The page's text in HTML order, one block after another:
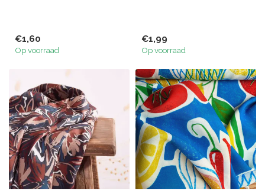
€1,60
Op voorraad
€1,99
Op voorraad